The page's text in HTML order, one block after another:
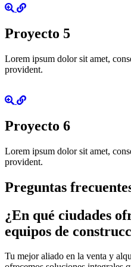
Proyecto 5
Lorem ipsum dolor sit amet,
provident.
Proyecto 6
Lorem ipsum dolor sit amet,
provident.
Preguntas
¿En qué ciudades
equipos de
Tu mejor aliado en la venta y